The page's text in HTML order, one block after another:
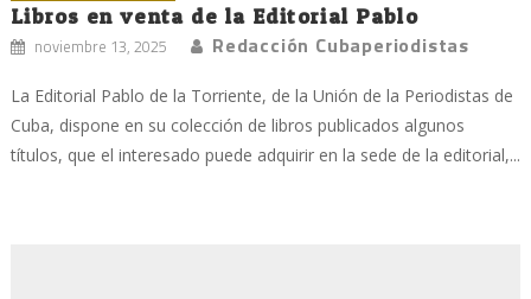
Libros en venta de la Editorial Pablo
noviembre 13, 2025 Redacción Cubaperiodistas
La Editorial Pablo de la Torriente, de la Unión de la Periodistas de
Cuba, dispone en su colección de libros publicados algunos
títulos, que el interesado puede adquirir en la sede de la editorial,...